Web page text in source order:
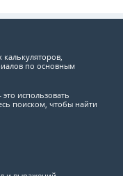
по основным
использовать
поиском, чтобы найти